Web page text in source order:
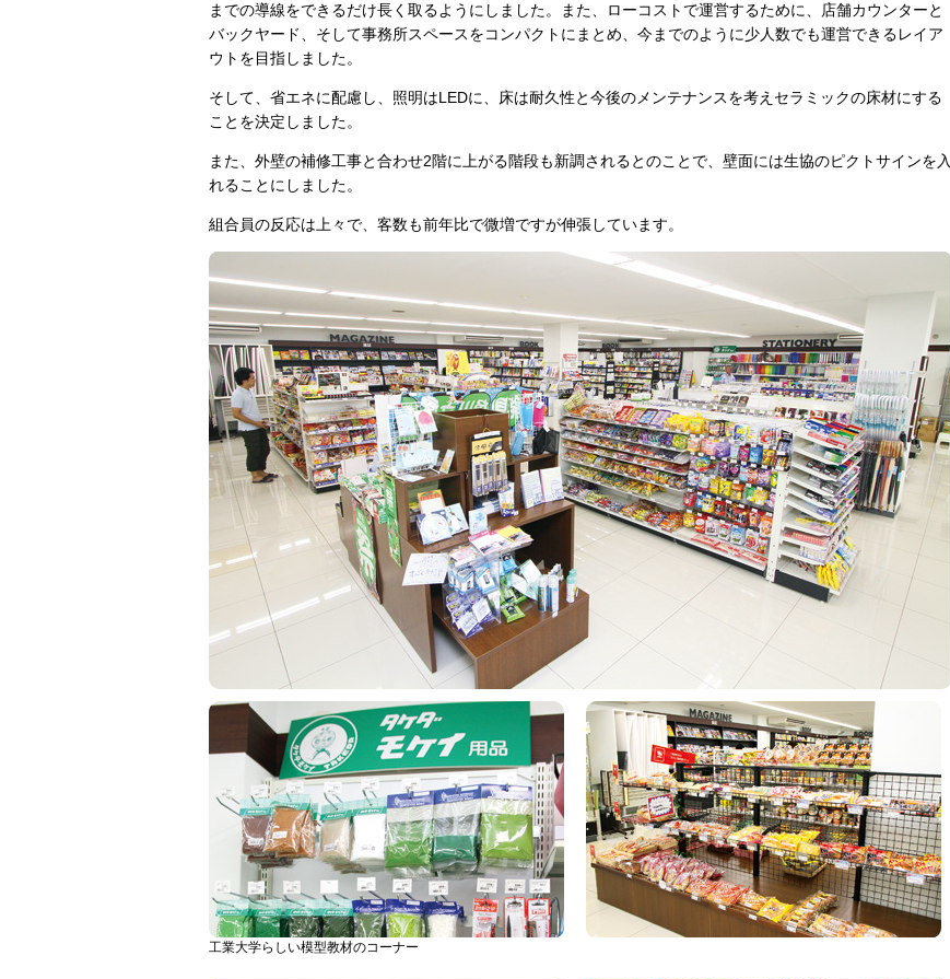
までの導線をできるだけ長く取るようにしました。また、ローコストで運営するために、店舗カウンターと
バックヤード、そして事務所スペースをコンパクトにまとめ、今までのように少人数でも運営できるレイア
ウトを目指しました。
そして、省エネに配慮し、照明はLEDに、床は耐久性と今後のメンテナンスを考えセラミックの床材にする
ことを決定しました。
また、外壁の補修工事と合わせ2階に上がる階段も新調されるとのことで、壁面には生協のピクトサインを入
れることにしました。
組合員の反応は上々で、客数も前年比で微増ですが伸張しています。
工業大学らしい模型教材のコーナー